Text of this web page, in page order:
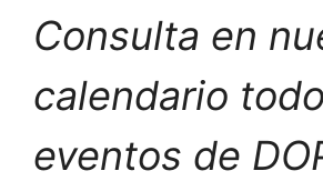
Consulta en
calendario
eventos de